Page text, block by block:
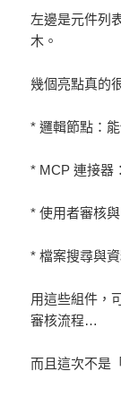
左邊是元件列
木。
幾個亮點真的
* 邏輯節點：
* MCP 連接器
* 使用者審核
* 檔案搜尋與
用這些組件，
審核流程…
而且這次不是